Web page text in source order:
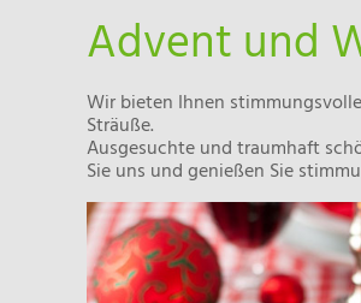
Advent und
Wir bieten Ihnen
Sträuße.
Ausgesuchte und traumhaft
Sie uns und genießen Sie